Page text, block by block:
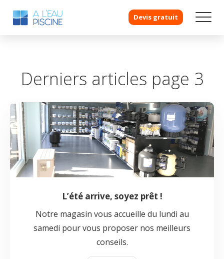
Devis gratuit
Derniers articles page 3
L’été arrive, soyez prêt !
Notre magasin vous accueille du lundi au
samedi pour vous proposer nos meilleurs
conseils.